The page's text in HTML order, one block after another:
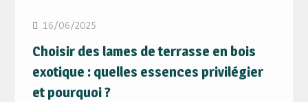
16/06/2025
Choisir des lames de terrasse en bois
exotique : quelles essences privilégier
et pourquoi ?